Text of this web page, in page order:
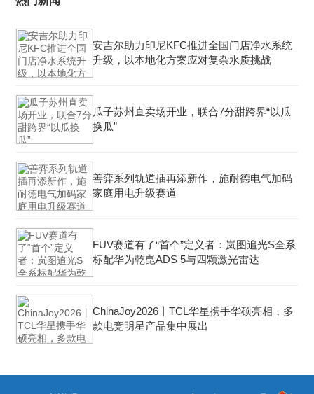
安吉尔助力印尼KFC推进全国门店净水系统
升级，以本地化方案应对复杂水质挑战
瓜子苏州直卖场开业，联合7分甜跨界“以瓜
换瓜”
善弈系列轨道插再添新作，施耐德电气加码
家庭用电升级赛道
FUV赛道有了“首个”定义者：岚图追光S全系
标配华为乾崑ADS 5与四颗激光雷达
ChinaJoy2026丨TCL华星携手华硕亮相，多
款电竞明星产品集中展出